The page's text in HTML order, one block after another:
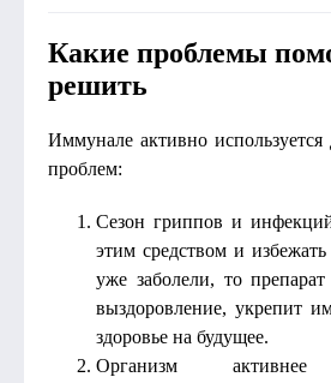
Какие проблемы
решить
Иммунале активно
проблем:
Сезон гриппов и
этим средством и
уже заболели, то
выздоровление, укрепит
здоровье на будущее.
Организм активнее